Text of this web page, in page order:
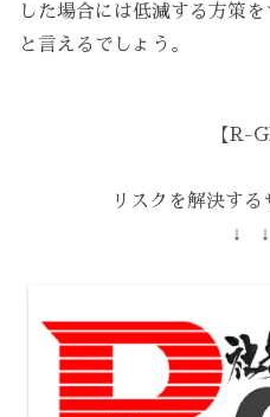
した場合には低減する方策
と言えるでしょう。
【R-
リスクを解決する
↓